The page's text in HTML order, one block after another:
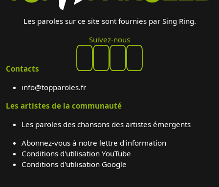
Les paroles sur ce site sont fournies par Sing Ring.
Suivez-nous
Contacts
info@topparoles.fr
Les artistes de la communauté
Les paroles des chansons des artistes émergents
Abonnez-vous à notre lettre d'information
Conditions d'utilisation YouTube
Conditions d'utilisation Google